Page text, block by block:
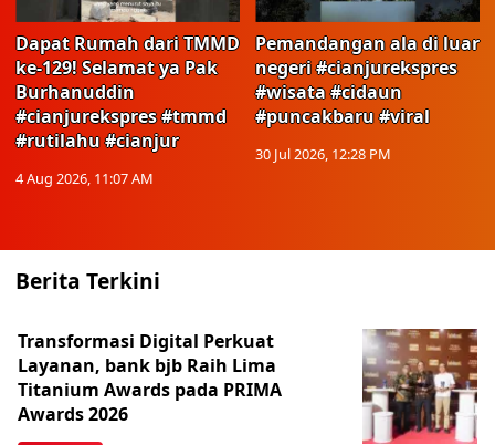
Dapat Rumah dari TMMD
ke-129! Selamat ya Pak
Burhanuddin
#cianjurekspres #tmmd
#rutilahu #cianjur
4 Aug 2026, 11:07 AM
Pemandangan ala di luar
negeri #cianjurekspres
#wisata #cidaun
#puncakbaru #viral
30 Jul 2026, 12:28 PM
Berita Terkini
Transformasi Digital Perkuat
Layanan, bank bjb Raih Lima
Titanium Awards pada PRIMA
Awards 2026